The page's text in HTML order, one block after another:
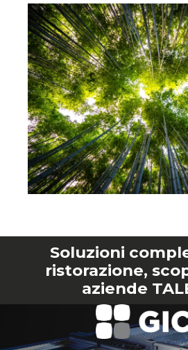
Soluzioni
ristorazione,
aziende